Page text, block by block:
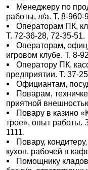
Менеджеру по
работы, л/а. Т. 8-960-
Операторам ПК,
Т. 72-36-28, 72-35-51.
Операторам,
игровом клубе. Т. 8-
Оператору ПК,
предприятии. Т. 37-
Официантам,
Поварам,
приятной
Повару в казино
трое», опыт работы.
1111.
Повару,
кухон. рабочей в
Помощнику